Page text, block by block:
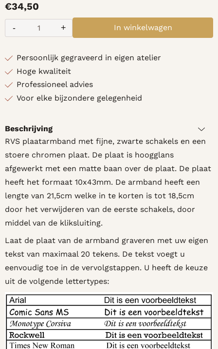
€34,50
+
- In winkelwagen
Persoonlijk gegraveerd in eigen atelier
Hoge kwaliteit
Professioneel advies
Voor elke bijzondere gelegenheid
Beschrijving
RVS plaatarmband met fijne, zwarte schakels en een
stoere chromen plaat. De plaat is hoogglans
afgewerkt met een matte baan over de plaat. De plaat
heeft het formaat 10x43mm. De armband heeft een
lengte van 21,5cm welke in te korten is tot 18,5cm
door het verwijderen van de eerste schakels, door
middel van de kliksluiting.
Laat de plaat van de armband graveren met uw eigen
tekst van maximaal 20 tekens. De tekst voegt u
eenvoudig toe in de vervolgstappen. U heeft de keuze
uit de volgende lettertypes: